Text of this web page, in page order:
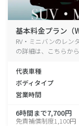
基本料金プラン（
RV・ミニバンのレン
の詳細は、こちらか
代表車種
ボディタイプ
営業時間
6時間まで7,700円
免責補償制度1,100円